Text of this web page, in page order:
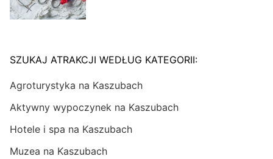
SZUKAJ ATRAKCJI WEDŁUG KATEGORII:
Agroturystyka na Kaszubach
Aktywny wypoczynek na Kaszubach
Hotele i spa na Kaszubach
Muzea na Kaszubach